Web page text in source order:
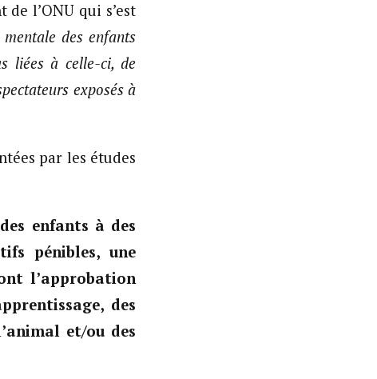
l’ONU qui s’est
des enfants
liées à celle-ci, de
exposés à
par les études
enfants à des
pénibles, une
l’approbation
des
et/ou des